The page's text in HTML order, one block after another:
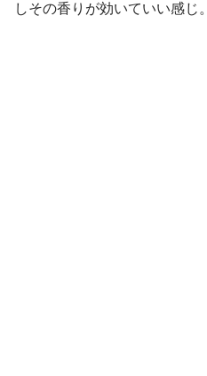
しその香りが効いていい感じ。